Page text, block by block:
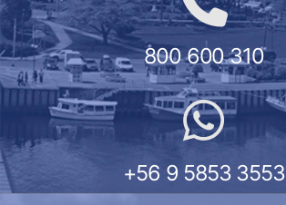
800 600 310
+56 9 5853 3553